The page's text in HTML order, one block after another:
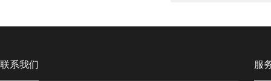
联系我们 服